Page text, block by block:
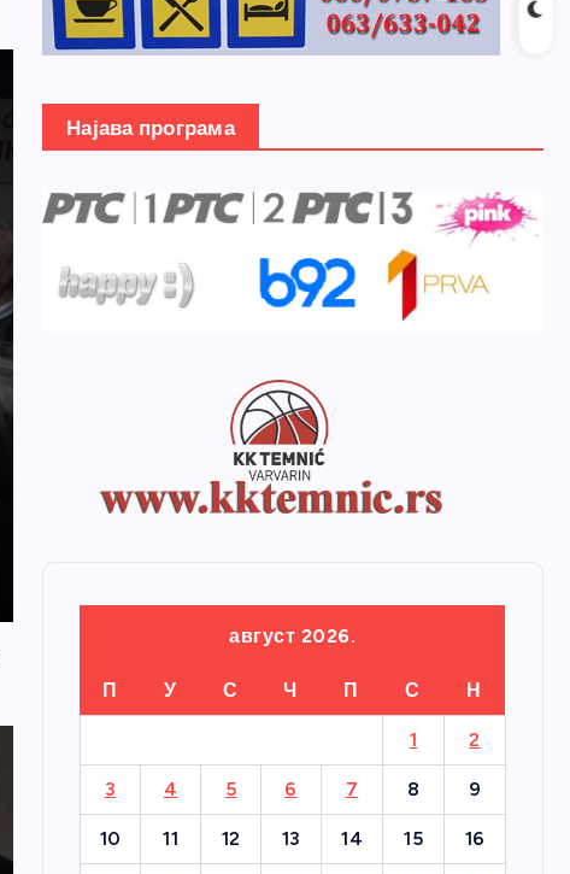
Најава програма
август 2026.
П У С Ч П С Н
1 2
3 4 5 6 7 8 9
10 11 12 13 14 15 16